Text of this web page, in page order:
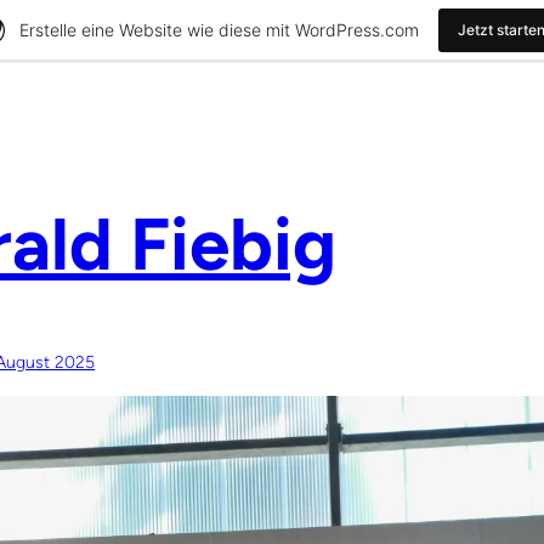
Fiebig
2025
Erstelle eine Website wie diese mit WordPress.com Jetzt starten